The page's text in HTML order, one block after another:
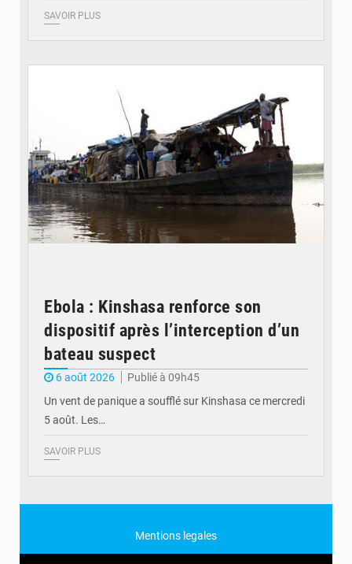
SAVOIR PLUS
Ebola : Kinshasa renforce son
dispositif après l’interception d’un
bateau suspect
6 août 2026
Publié à 09h45
Un vent de panique a soufflé sur Kinshasa ce mercredi
5 août. Les…
SAVOIR PLUS
Mentions legales